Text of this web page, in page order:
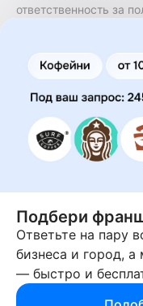
ответственность за
финансовые услуги.
коммерческой
правообладателями/
не является
правообладателя и
предоставления
осуществленные на
на сайте или
предоставленной
правообладатель.
© 2013-2026
166109472099 ОГРН
При использовании
обязательна. 12+
Подбери
Ответьте на пару
бизнеса и город,
— быстро и